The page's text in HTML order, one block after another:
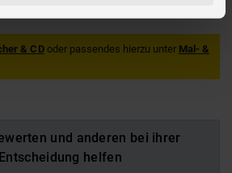
& CDoder passendes hierzu unter Mal- &
und anderen bei ihrer
Entscheidung helfen